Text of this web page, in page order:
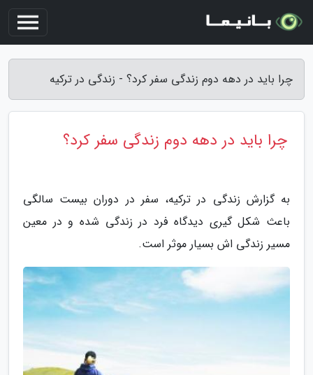
چرا باید در دهه دوم زندگی سفر کرد؟ - زندگی در ترکیه
چرا باید در دهه دوم زندگی سفر کرد؟
به گزارش زندگی در ترکیه، سفر در دوران بیست سالگی
باعث شکل گیری دیدگاه فرد در زندگی شده و در معین
مسیر زندگی اش بسیار موثر است.